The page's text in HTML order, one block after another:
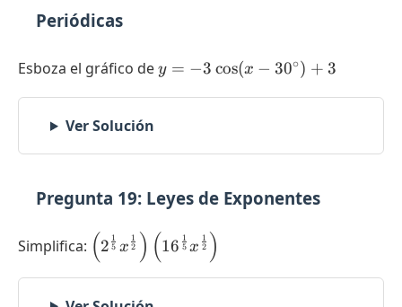
Periódicas
Esboza el gráfico dey = -3 \cos
y = −3 cos(x − 30∘) + 3
Ver Solución
Pregunta 19: Leyes de Exponentes
Simplifica: \left(
2^{\frac{1}
{5}}
(2 5
1
x 2
1 ) (16 5
1
x 2
1 )